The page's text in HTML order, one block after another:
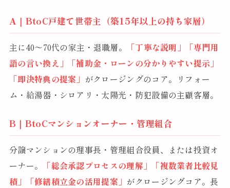
A｜BtoC戸建て世帯主（築15年以上の持ち家層）
主に40〜70代の家主・退職層。
「丁寧な説明」「専門用
語の言い換え」「補助金・ローンの分かりやすい提示」
「即決特典の提案」 がクロージングのコア。リフォー
ム・給湯器・シロアリ・太陽光・防犯設備の主顧客層。
B｜BtoCマンションオーナー・管理組合
分譲マンションの理事長・管理組合役員、または投資オ
ーナー。
「総会承認プロセスの理解」「複数業者比較見
積」「修繕積立金の活用提案」 がクロージングコア。長